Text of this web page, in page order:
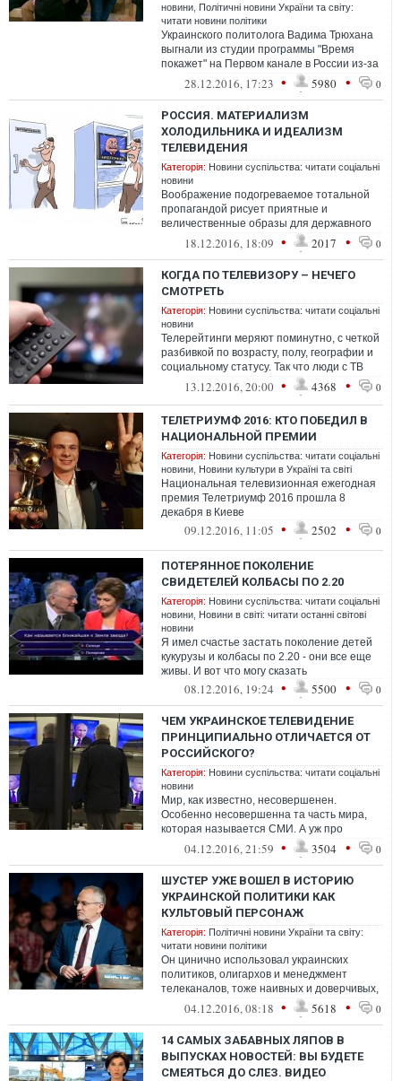
новини Політичні новини України та світу:
читати новини політики
Украинского политолога Вадима Трюхана
выгнали из студии программы "Время
покажет" на Первом канале в России из-за
того, что тот не встал, чтобы почтит...
28.12.2016, 17:23 • 5980 • 0
РОССИЯ. МАТЕРИАЛИЗМ
ХОЛОДИЛЬНИКА И ИДЕАЛИЗМ
ТЕЛЕВИДЕНИЯ
Категорія: Новини суспільства: читати соціальні
новини
Воображение подогреваемое тотальной
пропагандой рисует приятные и
величественные образы для державного
ума и сердца. Но если перейти от этой
18.12.2016, 18:09 • 2017 • 0
КОГДА ПО ТЕЛЕВИЗОРУ – НЕЧЕГО
СМОТРЕТЬ
Категорія: Новини суспільства: читати соціальні
новини
Телерейтинги меряют поминутно, с четкой
разбивкой по возрасту, полу, географии и
социальному статусу. Так что люди с ТВ
точно знают, кто и в какой мом...
13.12.2016, 20:00 • 4368 • 0
ТЕЛЕТРИУМФ 2016: КТО ПОБЕДИЛ В
НАЦИОНАЛЬНОЙ ПРЕМИИ
Категорія: Новини суспільства: читати соціальні
новини Новини культури в Україні та світі
Национальная телевизионная ежегодная
премия Телетриумф 2016 прошла 8
декабря в Киеве
09.12.2016, 11:05 • 2502 • 0
ПОТЕРЯННОЕ ПОКОЛЕНИЕ
СВИДЕТЕЛЕЙ КОЛБАСЫ ПО 2.20
Категорія: Новини суспільства: читати соціальні
новини Новини в світі: читати останні світові
новини
Я имел счастье застать поколение детей
кукурузы и колбасы по 2.20 - они все еще
живы. И вот что могу сказать
08.12.2016, 19:24 • 5500 • 0
ЧЕМ УКРАИНСКОЕ ТЕЛЕВИДЕНИЕ
ПРИНЦИПИАЛЬНО ОТЛИЧАЕТСЯ ОТ
РОССИЙСКОГО?
Категорія: Новини суспільства: читати соціальні
новини
Мир, как известно, несовершенен.
Особенно несовершенна та часть мира,
которая называется СМИ. А уж про
телевидение вообще неловко говорить в
04.12.2016, 21:59 • 3504 • 0
ШУСТЕР УЖЕ ВОШЕЛ В ИСТОРИЮ
УКРАИНСКОЙ ПОЛИТИКИ КАК
КУЛЬТОВЫЙ ПЕРСОНАЖ
Категорія: Політичні новини України та світу:
читати новини політики
Он цинично использовал украинских
политиков, олигархов и менеджмент
телеканалов, тоже наивных и доверчивых,
чтобы увеличивать и удерживать статус
04.12.2016, 08:18 • 5618 • 0
14 САМЫХ ЗАБАВНЫХ ЛЯПОВ В
ВЫПУСКАХ НОВОСТЕЙ: ВЫ БУДЕТЕ
СМЕЯТЬСЯ ДО СЛЕЗ. ВИДЕО